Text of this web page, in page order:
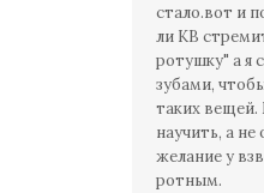
стало.вот и
ли КВ
ротушку" а я
зубами,
таких вещей.
научить, а не
желание у
ротным.